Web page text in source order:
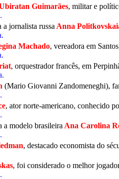
Guimarães, militar e
a jornalista russa Anna
Machado, vereadora em
, orquestrador francês, em
(Mario Giovanni Zandomeneghi),
, ator norte-americano, conhecido
a modelo brasileira Ana Carolina
, destacado economista do
, foi considerado o melhor